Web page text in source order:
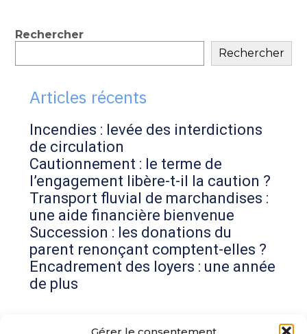
Gérer le consentement
Blog
sidebar
Rechercher
Rechercher
Articles récents
Incendies : levée des interdictions
de circulation
Cautionnement : le terme de
l’engagement libère-t-il la caution ?
Transport fluvial de marchandises :
une aide financière bienvenue
Succession : les donations du
parent renonçant comptent-elles ?
Encadrement des loyers : une année
de plus
Commentaires récents